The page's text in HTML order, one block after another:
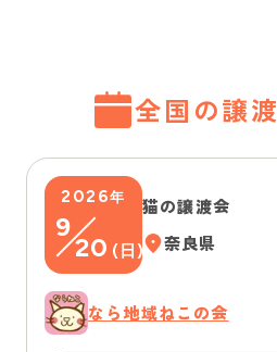
全国の譲
2026年
9
20 ( 日)
猫の譲渡会
奈良県
なら地域ねこの会